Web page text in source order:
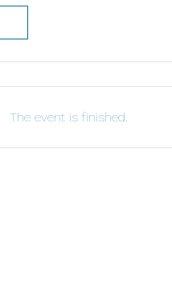
The event is finished.